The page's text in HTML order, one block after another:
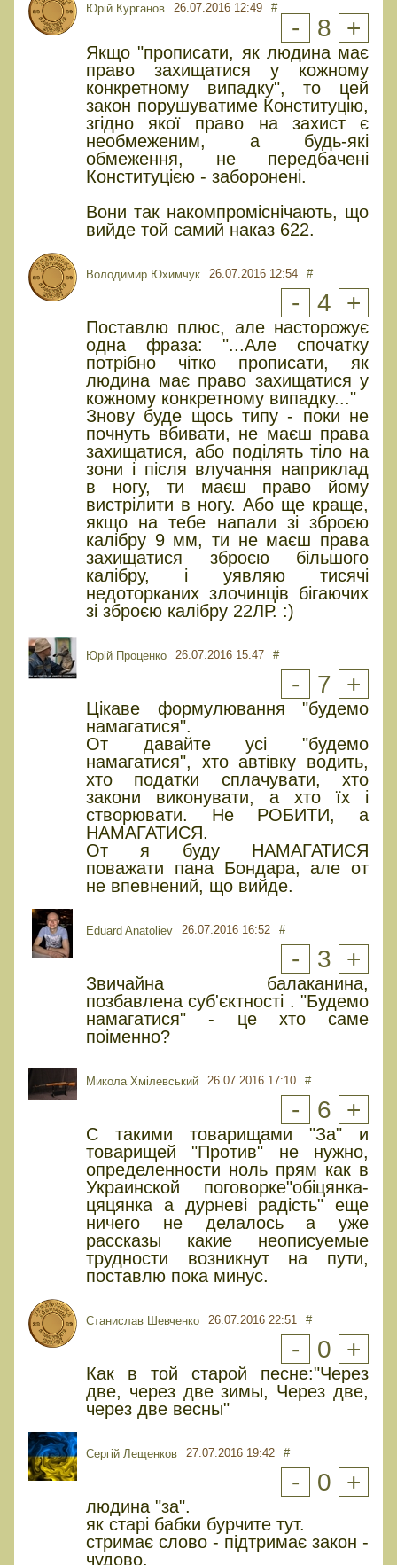
Юрій Курганов 26.07.2016 12:49 #
- 8 +
Якщо "прописати, як людина має
право захищатися у кожному
конкретному випадку", то цей
закон порушуватиме Конституцію,
згідно якої право на захист є
необмеженим, а будь-які
обмеження, не передбачені
Конституцією - заборонені.
Вони так накомпроміснічають, що
вийде той самий наказ 622.
Володимир Юхимчук 26.07.2016 12:54 #
- 4 +
Поставлю плюс, але насторожує
одна фраза: "...Але спочатку
потрібно чітко прописати, як
людина має право захищатися у
кожному конкретному випадку..."
Знову буде щось типу - поки не
почнуть вбивати, не маєш права
захищатися, або поділять тіло на
зони і після влучання наприклад
в ногу, ти маєш право йому
вистрілити в ногу. Або ще краще,
якщо на тебе напали зі зброєю
калібру 9 мм, ти не маєш права
захищатися зброєю більшого
калібру, і уявляю тисячі
недоторканих злочинців бігаючих
зі зброєю калібру 22ЛР. :)
Юрiй Проценко 26.07.2016 15:47 #
- 7 +
Цікаве формулювання "будемо
намагатися".
От давайте усі "будемо
намагатися", хто автівку водить,
хто податки сплачувати, хто
закони виконувати, а хто їх і
створювати. Не РОБИТИ, а
НАМАГАТИСЯ.
От я буду НАМАГАТИСЯ
поважати пана Бондара, але от
не впевнений, що вийде.
Eduard Anatoliev 26.07.2016 16:52 #
- 3 +
Звичайна балаканина,
позбавлена суб'єктності . "Будемо
намагатися" - це хто саме
поіменно?
Микола Хмілевський 26.07.2016 17:10 #
- 6 +
С такими товарищами "За" и
товарищей "Против" не нужно,
определенности ноль прям как в
Украинской поговорке"обіцянка-
цяцянка а дурневі радість" еще
ничего не делалось а уже
рассказы какие неописуемые
трудности возникнут на пути,
поставлю пока минус.
Станислав Шевченко 26.07.2016 22:51 #
- 0 +
Как в той старой песне:"Через
две, через две зимы, Через две,
через две весны"
Сергій Лещенков 27.07.2016 19:42 #
- 0 +
людина "за".
як старі бабки бурчите тут.
стримає слово - підтримає закон -
чудово.